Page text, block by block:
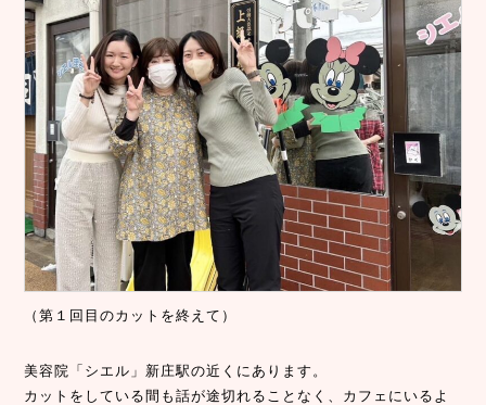
（第１回目のカットを終えて）
美容院「シエル」新庄駅の近くにあります。
カットをしている間も話が途切れることなく、カフェにいるよ